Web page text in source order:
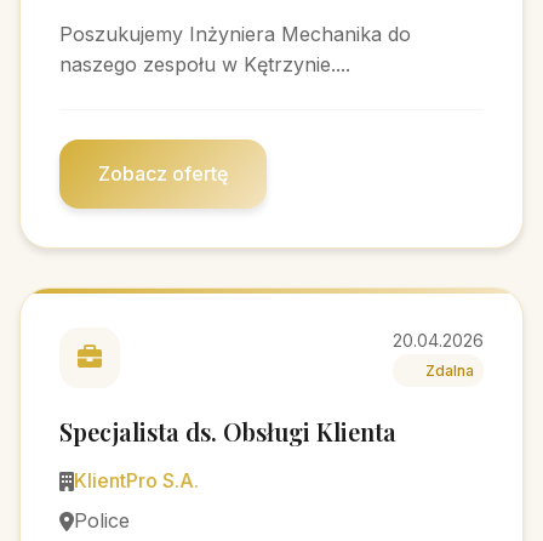
Poszukujemy Inżyniera Mechanika do
naszego zespołu w Kętrzynie....
Zobacz ofertę
20.04.2026
Zdalna
Specjalista ds. Obsługi Klienta
KlientPro S.A.
Police